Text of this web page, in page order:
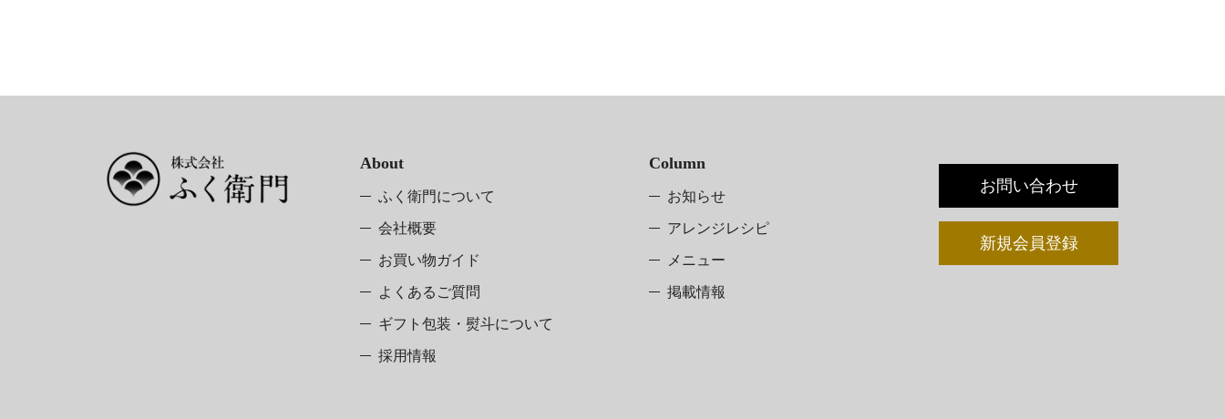
About
ふく衛門について
会社概要
お買い物ガイド
よくあるご質問
ギフト包装・熨斗について
採用情報
Column
お知らせ
アレンジレシピ
メニュー
掲載情報
お問い合わせ
新規会員登録